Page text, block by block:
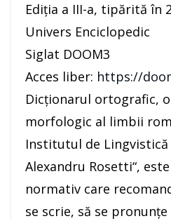
Ediția a III-a, tipărită în
Univers Enciclopedic
Siglat DOOM3
Acces liber: https://
Dicționarul ortografic,
morfologic al limbii
Institutul de Lingvistică
Alexandru Rosetti“,
normativ care
se scrie, să se